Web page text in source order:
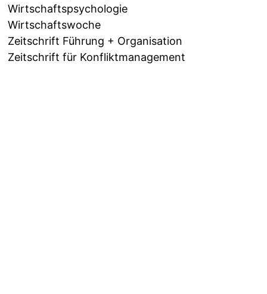
Wirtschaftspsychologie
Wirtschaftswoche
Zeitschrift Führung + Organisation
Zeitschrift für Konfliktmanagement